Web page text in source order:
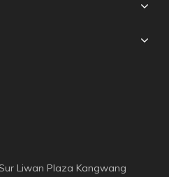
Liwan Plaza Kangwang